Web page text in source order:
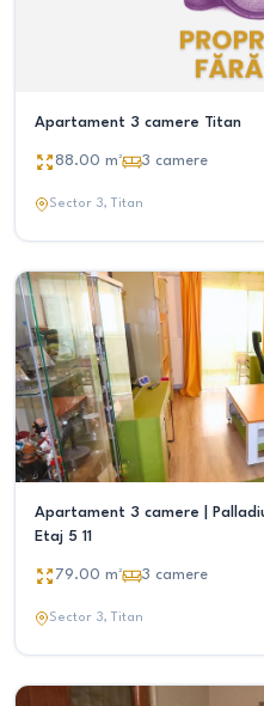
Apartament 3 camere Titan
88.00 m² 3 camere
Sector 3, Titan
Apartament 3 camere |
Etaj 5 11
79.00 m² 3 camere
Sector 3, Titan